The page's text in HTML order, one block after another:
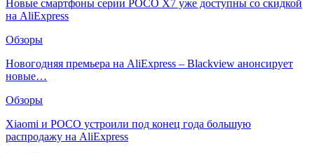
Новые смартфоны серии POCO X7 уже доступны со скидкой
на AliExpress
Обзоры
Новогодняя премьера на AliExpress – Blackview анонсирует
новые…
Обзоры
Xiaomi и POCO устроили под конец года большую
распродажу на AliExpress